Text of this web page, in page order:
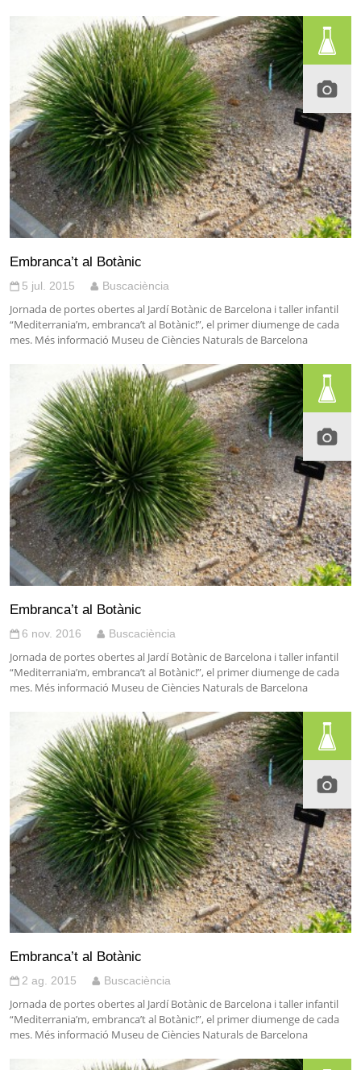
Embranca’t al Botànic
5 jul. 2015 Buscaciència
Jornada de portes obertes al Jardí Botànic de Barcelona i taller infantil
“Mediterrania’m, embranca’t al Botànic!”, el primer diumenge de cada
mes. Més informació Museu de Ciències Naturals de Barcelona
Embranca’t al Botànic
6 nov. 2016 Buscaciència
Jornada de portes obertes al Jardí Botànic de Barcelona i taller infantil
“Mediterrania’m, embranca’t al Botànic!”, el primer diumenge de cada
mes. Més informació Museu de Ciències Naturals de Barcelona
Embranca’t al Botànic
2 ag. 2015 Buscaciència
Jornada de portes obertes al Jardí Botànic de Barcelona i taller infantil
“Mediterrania’m, embranca’t al Botànic!”, el primer diumenge de cada
mes. Més informació Museu de Ciències Naturals de Barcelona